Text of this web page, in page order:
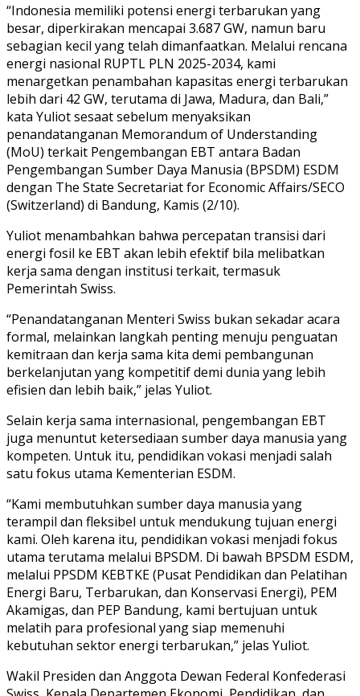
“Indonesia memiliki potensi energi terbarukan yang
besar, diperkirakan mencapai 3.687 GW, namun baru
sebagian kecil yang telah dimanfaatkan. Melalui rencana
energi nasional RUPTL PLN 2025-2034, kami
menargetkan penambahan kapasitas energi terbarukan
lebih dari 42 GW, terutama di Jawa, Madura, dan Bali,”
kata Yuliot sesaat sebelum menyaksikan
penandatanganan Memorandum of Understanding
(MoU) terkait Pengembangan EBT antara Badan
Pengembangan Sumber Daya Manusia (BPSDM) ESDM
dengan The State Secretariat for Economic Affairs/SECO
(Switzerland) di Bandung, Kamis (2/10).
Yuliot menambahkan bahwa percepatan transisi dari
energi fosil ke EBT akan lebih efektif bila melibatkan
kerja sama dengan institusi terkait, termasuk
Pemerintah Swiss.
“Penandatanganan Menteri Swiss bukan sekadar acara
formal, melainkan langkah penting menuju penguatan
kemitraan dan kerja sama kita demi pembangunan
berkelanjutan yang kompetitif demi dunia yang lebih
efisien dan lebih baik,” jelas Yuliot.
Selain kerja sama internasional, pengembangan EBT
juga menuntut ketersediaan sumber daya manusia yang
kompeten. Untuk itu, pendidikan vokasi menjadi salah
satu fokus utama Kementerian ESDM.
“Kami membutuhkan sumber daya manusia yang
terampil dan fleksibel untuk mendukung tujuan energi
kami. Oleh karena itu, pendidikan vokasi menjadi fokus
utama terutama melalui BPSDM. Di bawah BPSDM ESDM,
melalui PPSDM KEBTKE (Pusat Pendidikan dan Pelatihan
Energi Baru, Terbarukan, dan Konservasi Energi), PEM
Akamigas, dan PEP Bandung, kami bertujuan untuk
melatih para profesional yang siap memenuhi
kebutuhan sektor energi terbarukan,” jelas Yuliot.
Wakil Presiden dan Anggota Dewan Federal Konfederasi